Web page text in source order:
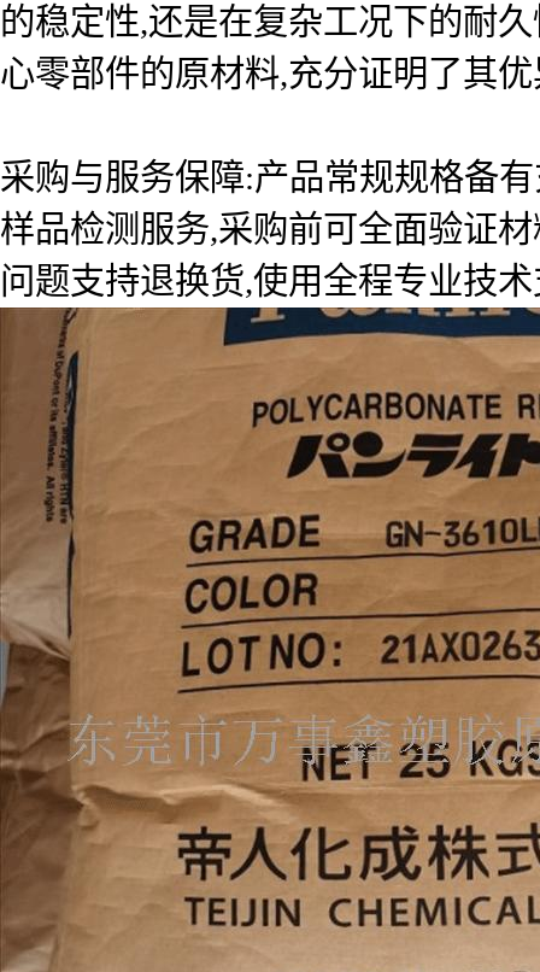
的稳定性,还是在复杂工况下的耐
心零部件的原材料,充分证明了其
采购与服务保障:产品常规规格备
样品检测服务,采购前可全面验证
问题支持退换货,使用全程专业技